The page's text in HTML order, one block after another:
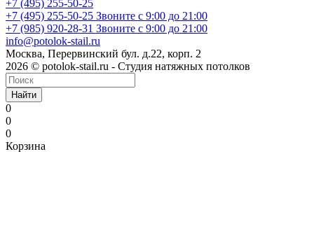
+7 (495) 255-50-25
+7 (495) 255-50-25 Звоните с 9:00 до 21:00
+7 (985) 920-28-31 Звоните с 9:00 до 21:00
info@potolok-stail.ru
Москва, Перервинский бул. д.22, корп. 2
2026 © potolok-stail.ru - Студия натяжных потолков
Найти
0
0
0
Корзина